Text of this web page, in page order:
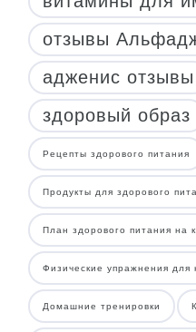
отзывы
адженис отзывы
здоровый образ
Рецепты здорового питания
Продукты для здорового
План здорового питания на
Физические упражнения для
Домашние тренировки